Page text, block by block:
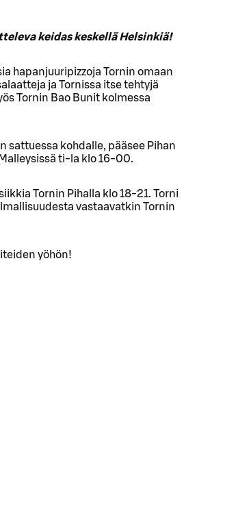
keidas keskellä Helsinkiä!
hapanjuuripizzoja Tornin omaan
ja Tornissa itse tehtyjä
Tornin Bao Bunit kolmessa
sattuessa kohdalle, pääsee Pihan
ti-la klo 16-00.
Tornin Pihalla klo 18-21. Torni
vastaavatkin Tornin
yöhön!